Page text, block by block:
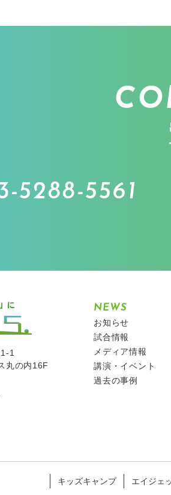
5288-5561
1
丸の内16F
NEWS
お知らせ
試合情報
メディア情報
講演・イベント
過去の事例
キッズキャンプ エイジェ